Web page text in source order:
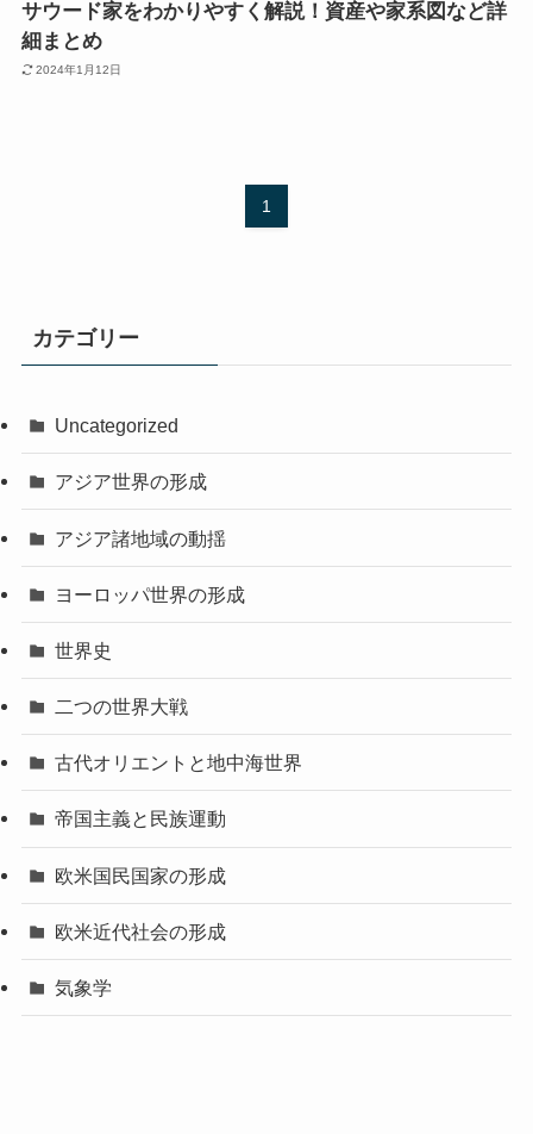
サウード家をわかりやすく解説！資産や家系図など詳
細まとめ
2024年1月12日
1
カテゴリー
Uncategorized
アジア世界の形成
アジア諸地域の動揺
ヨーロッパ世界の形成
世界史
二つの世界大戦
古代オリエントと地中海世界
帝国主義と民族運動
欧米国民国家の形成
欧米近代社会の形成
気象学